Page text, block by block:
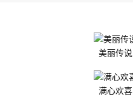
美丽传说
满心欢喜